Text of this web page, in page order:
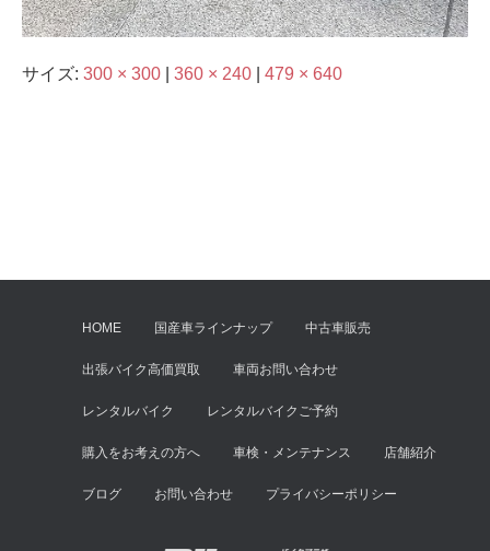
サイズ: 300 × 300 360 × 240 479 × 640
HOME 国産車ラインナップ 中古車販売
出張バイク高価買取 車両お問い合わせ
レンタルバイク レンタルバイクご予約
購入をお考えの方へ 車検・メンテナンス 店舗紹介
ブログ お問い合わせ プライバシーポリシー